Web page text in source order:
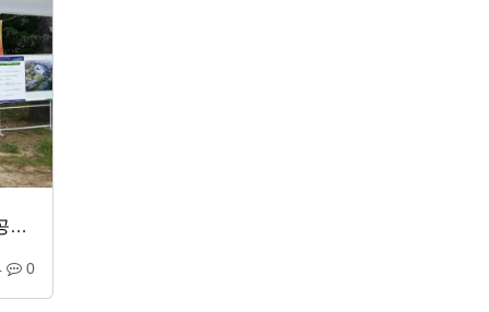
김해 유아 체험교육원 신축공사 기공식
0